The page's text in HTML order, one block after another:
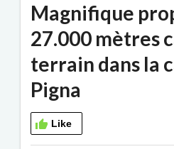
Magnifique
27.000 mètres
terrain dans la
Pigna
Like